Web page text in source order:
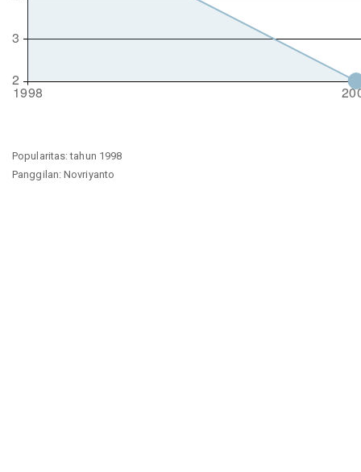
Popularitas: tahun 1998
Panggilan: Novriyanto